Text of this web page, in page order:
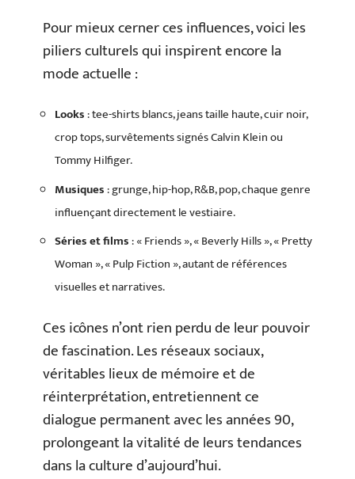
Pour mieux cerner ces influences, voici les
piliers culturels qui inspirent encore la
mode actuelle :
Looks: tee-shirts blancs, jeans taille haute, cuir noir,
crop tops, survêtements signés Calvin Klein ou
Tommy Hilfiger.
Musiques: grunge, hip-hop, R&B, pop, chaque genre
influençant directement le vestiaire.
Séries et films: « Friends », « Beverly Hills », « Pretty
Woman », « Pulp Fiction », autant de références
visuelles et narratives.
Ces icônes n’ont rien perdu de leur pouvoir
de fascination. Les réseaux sociaux,
véritables lieux de mémoire et de
réinterprétation, entretiennent ce
dialogue permanent avec les années 90,
prolongeant la vitalité de leurs tendances
dans la culture d’aujourd’hui.